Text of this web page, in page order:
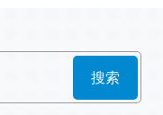
搜索